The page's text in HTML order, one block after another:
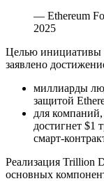
— Ethereum
2025
Целью инициативы
заявлено
миллиарды
защитой
для
достигнет $1
смарт-
Реализация Trillion
основных